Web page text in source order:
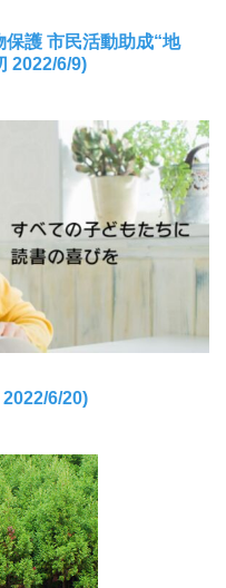
護 市民活動助成“地
2022/6/9)
6/20)